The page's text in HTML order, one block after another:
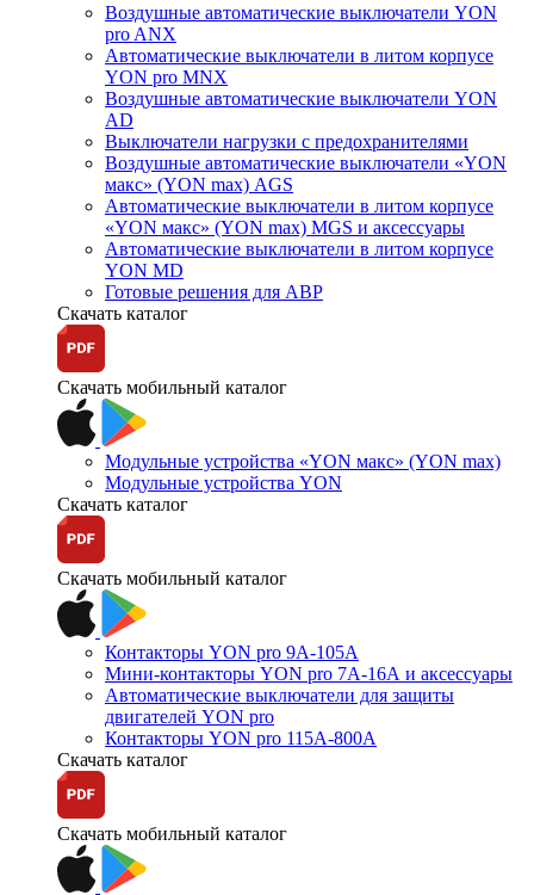
Воздушные автоматические выключатели YON
pro ANX
Автоматические выключатели в литом корпусе
YON pro MNX
Воздушные автоматические выключатели YON
AD
Выключатели нагрузки с предохранителями
Воздушные автоматические выключатели «YON
макс» (YON max) AGS
Автоматические выключатели в литом корпусе
«YON макс» (YON max) MGS и аксессуары
Автоматические выключатели в литом корпусе
YON MD
Готовые решения для АВР
Скачать каталог
Скачать мобильный каталог
Модульные устройства «YON макс» (YON max)
Модульные устройства YON
Скачать каталог
Скачать мобильный каталог
Контакторы YON pro 9А-105А
Мини-контакторы YON pro 7А-16А и аксессуары
Автоматические выключатели для защиты
двигателей YON pro
Контакторы YON pro 115А-800А
Скачать каталог
Скачать мобильный каталог